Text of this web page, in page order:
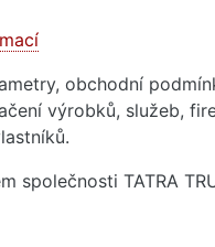
obchodní
výrobků, služeb,
společnosti TATRA